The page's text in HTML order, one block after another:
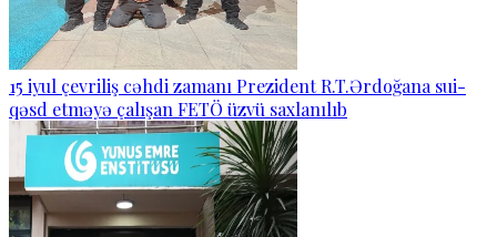
15 iyul çevriliş cəhdi zamanı Prezident R.T.Ərdoğana sui-
qəsd etməyə çalışan FETÖ üzvü saxlanılıb